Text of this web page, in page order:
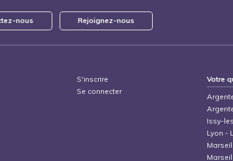
nous Rejoignez-nous
S'inscrire
Se connecter
Votre
Issy-
Lyon -